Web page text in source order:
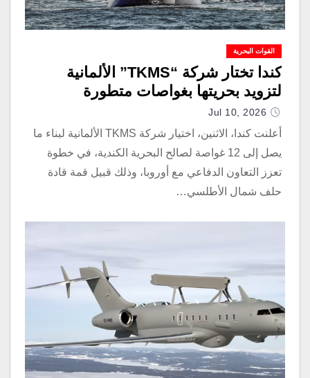
القوات البحرية
كندا تختار شركة “TKMS” الألمانية
لتزويد بحريتها بغواصات متطورة
Jul 10, 2026
أعلنت كندا، الاثنين، اختيار شركة TKMS الألمانية لبناء ما
يصل إلى 12 غواصة لصالح البحرية الكندية، في خطوة
تعزز التعاون الدفاعي مع أوروبا، وذلك قبيل قمة قادة
حلف شمال الأطلسي…